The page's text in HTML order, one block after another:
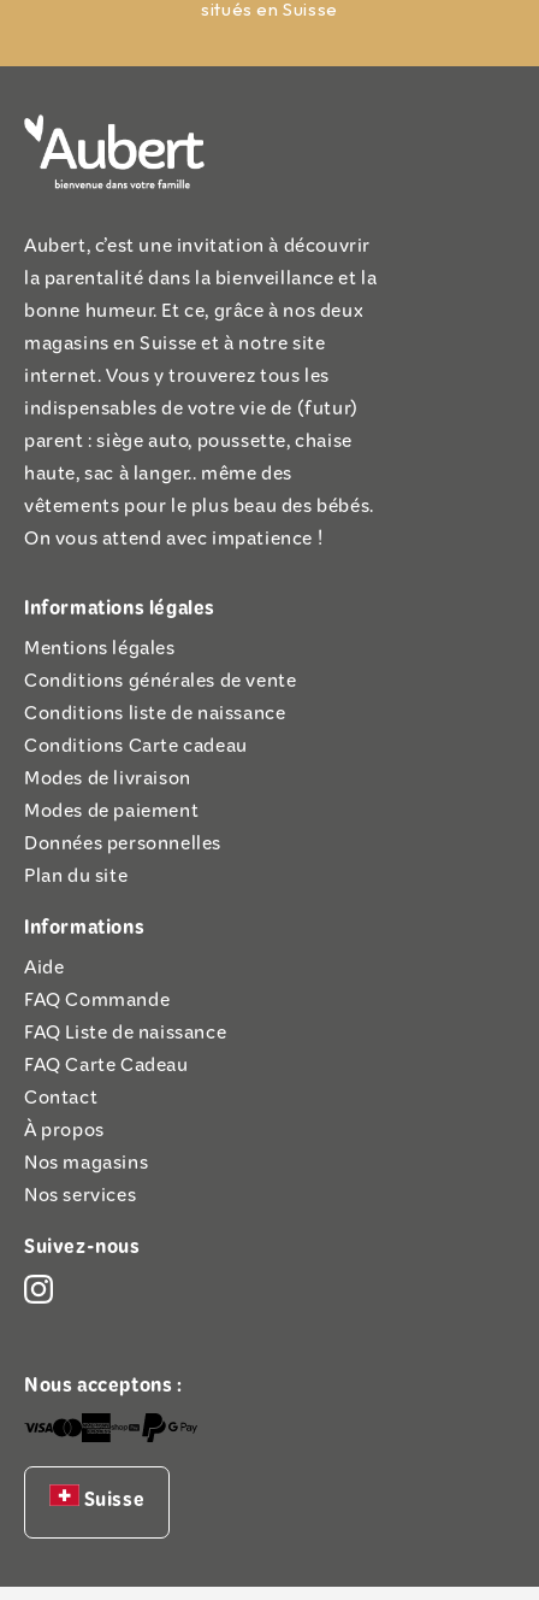
situés en Suisse
Aubert, c’est une invitation à découvrir
la parentalité dans la bienveillance et la
bonne humeur. Et ce, grâce à nos deux
magasins en Suisse et à notre site
internet. Vous y trouverez tous les
indispensables de votre vie de (futur)
parent : siège auto, poussette, chaise
haute, sac à langer.. même des
vêtements pour le plus beau des bébés.
On vous attend avec impatience !
Informations légales
Mentions légales
Conditions générales de vente
Conditions liste de naissance
Conditions Carte cadeau
Modes de livraison
Modes de paiement
Données personnelles
Plan du site
Informations
Aide
FAQ Commande
FAQ Liste de naissance
FAQ Carte Cadeau
Contact
À propos
Nos magasins
Nos services
Suivez-nous
Nous acceptons :
Suisse